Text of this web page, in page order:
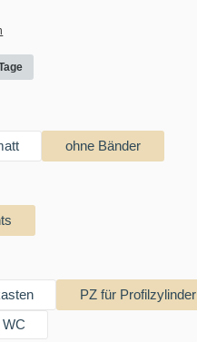
ohne Bänder
PZ für Profilzylinder
WC